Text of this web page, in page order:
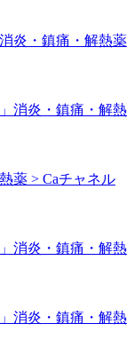
消炎・鎮痛・解熱薬
消炎・鎮痛・解熱
薬 > Caチャネル
消炎・鎮痛・解熱
消炎・鎮痛・解熱